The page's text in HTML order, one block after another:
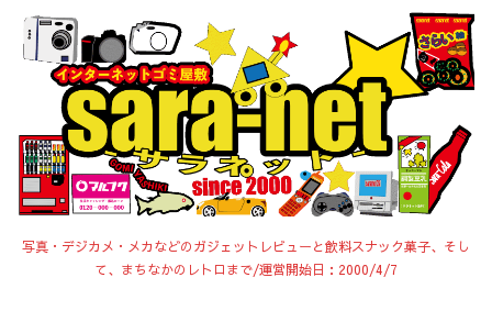
写真・デジカメ・メカなどのガジェットレビューと飲料スナック菓子、そし
て、まちなかのレトロまで/運営開始日：2000/4/7